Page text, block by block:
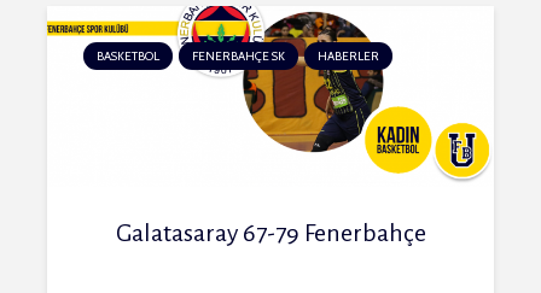
BASKETBOL FENERBAHÇE SK HABERLER
Galatasaray 67-79 Fenerbahçe